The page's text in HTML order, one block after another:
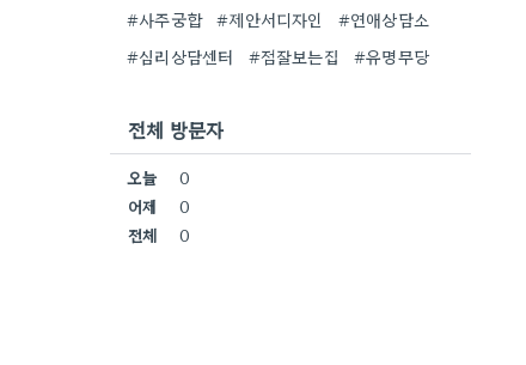
#사주궁합
#제안서디자인
#연애상담소
#심리상담센터
#점잘보는집 #유명무당
전체 방문자
오늘
0
어제
0
전체
0